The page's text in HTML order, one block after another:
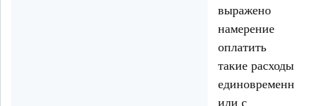
выражено
намерение
оплатить
такие расходы
единовременно
или с